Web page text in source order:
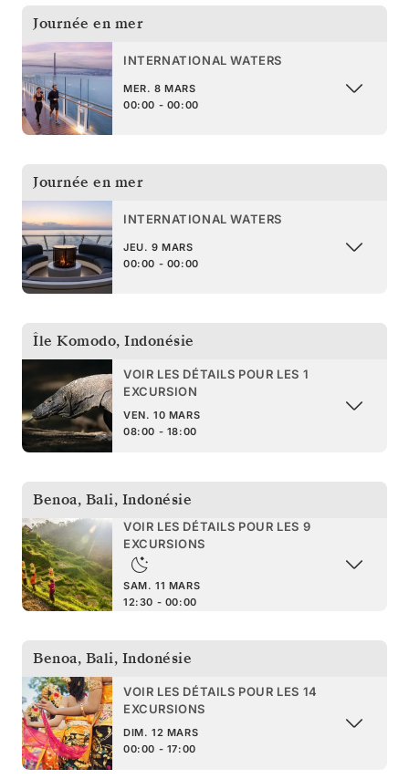
Journée en mer
INTERNATIONAL WATERS
MER. 8 MARS
00:00 - 00:00
Journée en mer
INTERNATIONAL WATERS
JEU. 9 MARS
00:00 - 00:00
Île Komodo, Indonésie
VOIR LES DÉTAILS POUR LES 1
EXCURSION
VEN. 10 MARS
08:00 - 18:00
Benoa, Bali, Indonésie
VOIR LES DÉTAILS POUR LES 9
EXCURSIONS
SAM. 11 MARS
12:30 - 00:00
Benoa, Bali, Indonésie
VOIR LES DÉTAILS POUR LES 14
EXCURSIONS
DIM. 12 MARS
00:00 - 17:00